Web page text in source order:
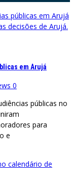
decisões de Arujá.
em Arujá
0
públicas no
para
e